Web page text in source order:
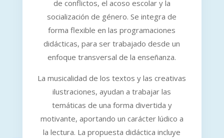
de conflictos, el acoso escolar y la
socialización de género. Se integra de
forma flexible en las programaciones
didácticas, para ser trabajado desde un
enfoque transversal de la enseñanza.
La musicalidad de los textos y las creativas
ilustraciones, ayudan a trabajar las
temáticas de una forma divertida y
motivante, aportando un carácter lúdico a
la lectura. La propuesta didáctica incluye